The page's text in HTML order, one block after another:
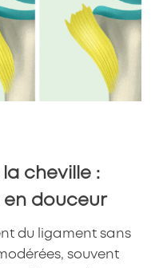
cheville :
en douceur
du ligament sans
souvent